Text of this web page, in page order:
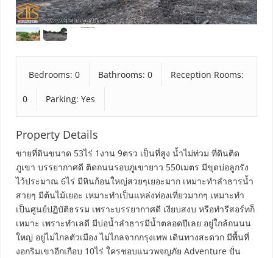
Bedrooms: 0 Bathrooms: 0 Reception Rooms:
0 Parking: Yes
Property Details
ขายที่ดินขนาด 53ไร่ 1งาน 9ตรว เป็นที่สูง น้ำไม่ท่วม ที่ดินติด
ภูเขา บรรยากาศดี ติดถนนรอบภูเขายาว 550เมตร มีขุดบ่อลูกรัง
ไว้ประมาณ 6ไร่ มีหินก้อนใหญ่สวยๆเยอะมาก เหมาะทำลำธารน้ำ
สวยๆ มีต้นไม้เยอะ เหมาะทำเป็นแหล่งท่องเที่ยวมากๆ เหมาะทำ
เป็นศูนย์ปฏิบัติธรรม เพราะบรรยากาศดี เงียบสงบ หรือทำรีสอร์ทก็
เหมาะ เพราะทำเลดี มีบ่อน้ำลำธารมีน้ำตลอดปีเลย อยู่ใกล้ถนนน
ใหญ่ อยู่ไม่ไกลตัวเมือง ไม่ไกลจากกรุงเทพ เดินทางสะดวก มีพื้นที่
งอกริมเขาอีกเกือบ 10ไร่ ใครชอบแนวพจญภัย Adventure ปั่น